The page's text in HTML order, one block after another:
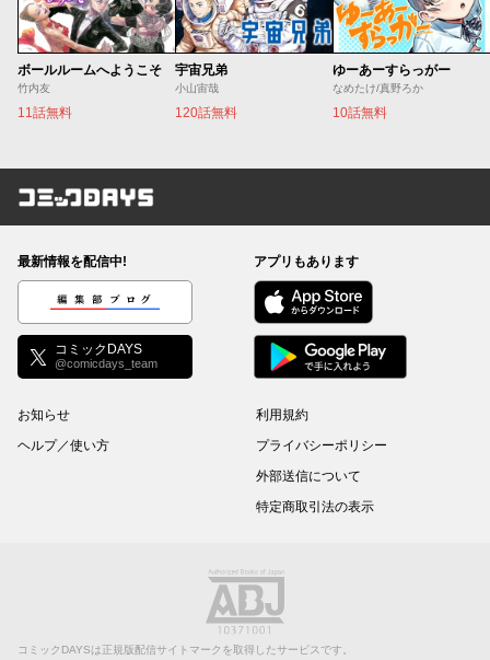
ボールルームへようこそ
竹内友
11話無料
宇宙兄弟
小山宙哉
120話無料
ゆーあーすらっがー
なめたけ/真野ろか
10話無料
コミックDAYS
最新情報を配信中!
編集部ブログ
コミックDAYS
@comicdays_team
アプリもあります
お知らせ
ヘルプ／使い方
利用規約
プライバシーポリシー
外部送信について
特定商取引法の表示
コミックDAYSは正規版配信サイトマークを取得したサービスです。